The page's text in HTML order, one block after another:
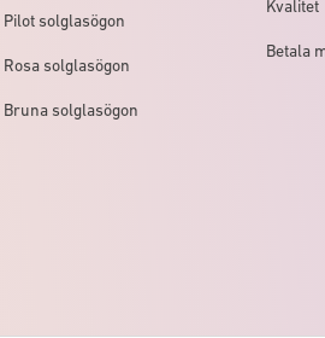
Pilot solglasögon
Rosa solglasögon
Bruna solglasögon
Kvalitet
Betala